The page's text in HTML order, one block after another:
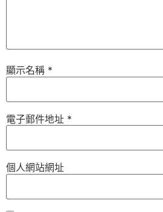
顯示名稱 *
電子郵件地址 *
個人網站網址